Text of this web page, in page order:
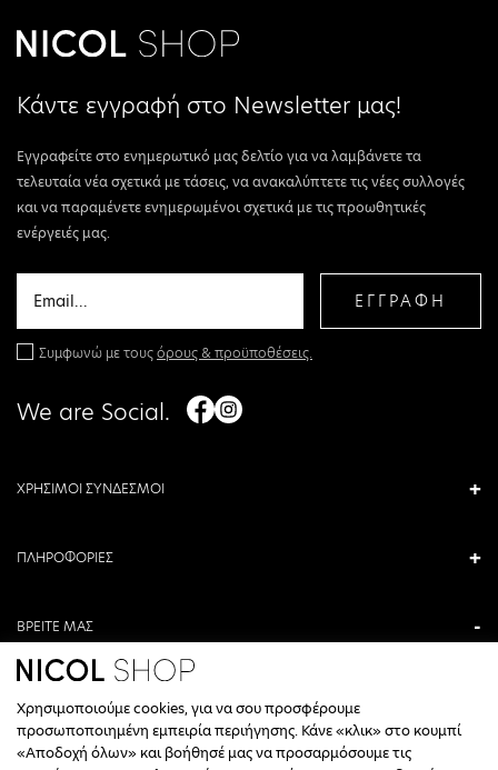
Κάντε εγγραφή στο Newsletter μας!
Εγγραφείτε στο ενημερωτικό μας δελτίο για να λαμβάνετε τα
τελευταία νέα σχετικά με τάσεις, να ανακαλύπτετε τις νέες συλλογές
και να παραμένετε ενημερωμένοι σχετικά με τις προωθητικές
ενέργειές μας.
ΕΓΓΡΑΦΗ
Συμφωνώ με τουςόρους & προϋποθέσεις.
We are Social.
ΧΡΗΣΙΜΟΙ ΣΥΝΔΕΣΜΟΙ
ΠΛΗΡΟΦΟΡΙΕΣ
ΒΡΕΙΤΕ ΜΑΣ
ΑΝΤΩΝΙΟΥ ΚΑΜΑΡΑ 3, ΒΕΡΟΙΑ, ΕΛΛΑΔΑ
+30 23310 76336
Χρησιμοποιούμε cookies, για να σου προσφέρουμε
προσωποποιημένη εμπειρία περιήγησης. Κάνε «κλικ» στο κουμπί
«Αποδοχή όλων» και βοήθησέ μας να προσαρμόσουμε τις